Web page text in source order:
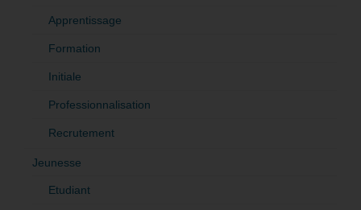
Apprentissage
Formation
Initiale
Professionnalisation
Recrutement
Jeunesse
Etudiant